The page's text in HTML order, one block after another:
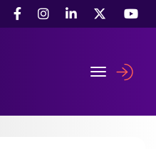
User
Toggle